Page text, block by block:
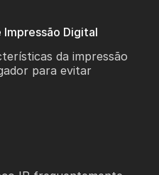
Digital
da impressão
para evitar